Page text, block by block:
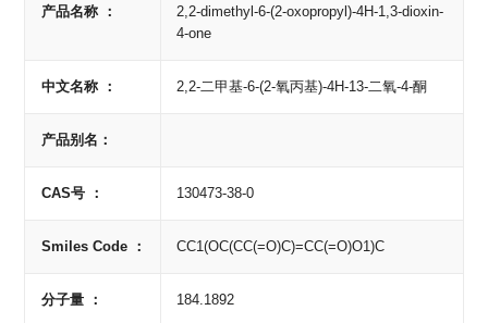
产品名称 ：
2,2-dimethyl-6-(2-oxopropyl)-4H-1,3-dioxin-
4-one
中文名称 ： 2,2-二甲基-6-(2-氧丙基)-4H-13-二氧-4-酮
产品别名：
CAS号 ： 130473-38-0
Smiles Code ： CC1(OC(CC(=O)C)=CC(=O)O1)C
分子量 ： 184.1892